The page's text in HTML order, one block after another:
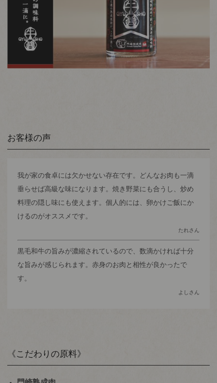
お客様の声
我が家の食卓には欠かせない存在です。どんなお肉も一滴
垂らせば高級な味になります。焼き野菜にも合うし、炒め
料理の隠し味にも使えます。個人的には、卵かけご飯にか
けるのがオススメです。
たれさん
黒毛和牛の旨みが濃縮されているので、数滴かければ十分
な旨みが感じられます。赤身のお肉と相性が良かったで
す。
よしさん
《こだわりの原料》